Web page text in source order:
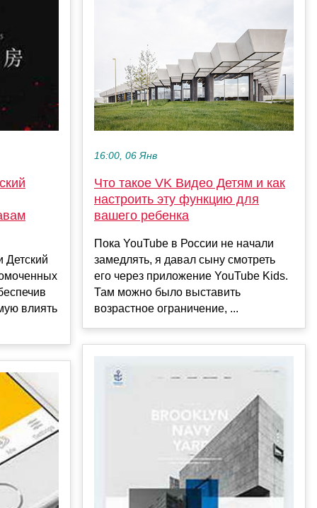
Детский
влиять
16:00, 06 Янв
Что такое VK Видео Детям и как
настроить эту функцию для
вашего ребенка
Пока YouTube в России не начали
замедлять, я давал сыну смотреть
его через приложение YouTube Kids.
Там можно было выставить
возрастное ограничение, ...